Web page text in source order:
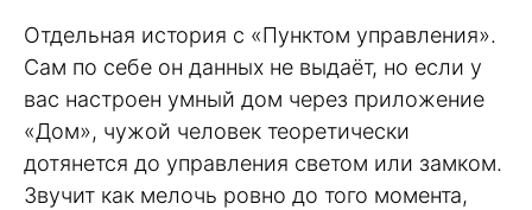
Отдельная история с «Пунктом управления».
Сам по себе он данных не выдаёт, но если у
вас настроен умный дом через приложение
«Дом», чужой человек теоретически
дотянется до управления светом или замком.
Звучит как мелочь ровно до того момента,